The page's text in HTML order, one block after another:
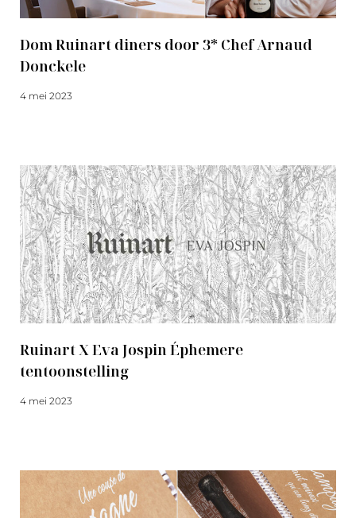
Dom Ruinart diners door 3* Chef Arnaud
Donckele
4 mei 2023
Ruinart X Eva Jospin Éphemere
tentoonstelling
4 mei 2023